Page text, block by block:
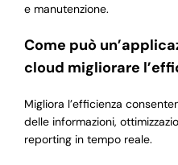
e manutenzione.
Come può
cloud migliorare
Migliora l’efficienza
delle informazioni,
reporting in tempo reale.